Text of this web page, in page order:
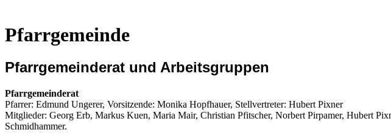
Pfarrgemeinde
Pfarrgemeinderat und Arbeitsgruppen
Pfarrgemeinderat
Pfarrer: Edmund Ungerer, Vorsitzende: Monika Hopfhauer, Stellvertreter: Hubert Pixner
Mitglieder: Georg Erb, Markus Kuen, Maria Mair, Christian Pfitscher, Norbert Pirpamer, Hubert
Schmidhammer.